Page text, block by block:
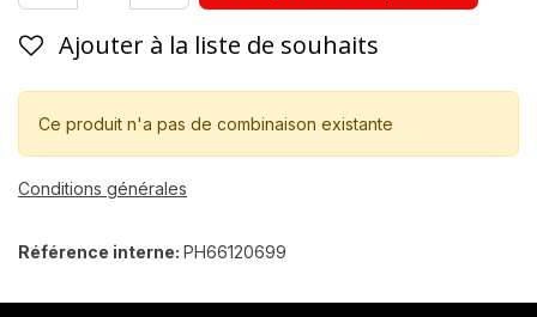
Ajouter à la liste de souhaits
Ce produit n'a pas de combinaison existante
Conditions générales
Référence interne: PH66120699